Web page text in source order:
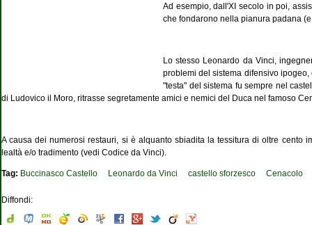
Ad esempio, dall'XI secolo in poi,
che fondarono nella pianura padana
Lo stesso Leonardo da Vinci,
problemi del sistema difensivo
"testa" del sistema fu sempre nel
di Ludovico il Moro, ritrasse segretamente amici e nemici del Duca nel famoso
A causa dei numerosi restauri, si è alquanto sbiadita la tessitura di oltre cento
lealtà e/o tradimento (vedi Codice da Vinci).
Tag: Buccinasco Castello Leonardo da Vinci castello sforzesco Cenacolo
Diffondi: